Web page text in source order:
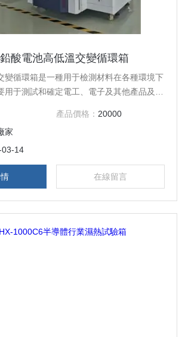
酸電池高低溫交變循環箱
變循環箱是一種用于檢測材料在各種環境下
用于測試和確定電工、電子及其他產品及材
用于電子、電器、手機、通訊、儀表、車
屬、食品、化學、建材、醫療、航天等多個
品的質量及在特定環境下的性能表現?。
產品價格： 20000
家
03-14
在線留言